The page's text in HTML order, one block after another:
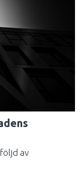
av